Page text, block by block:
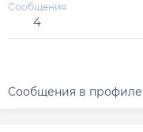
Сообщения
4
Сообщения в профиле